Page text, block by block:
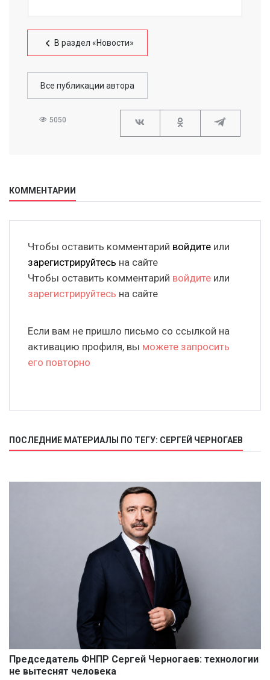
В раздел «Новости»
Все публикации автора
5050
КОММЕНТАРИИ
Чтобы оставить комментарий войдите или
зарегистрируйтесь на сайте
Чтобы оставить комментарий войдите или
зарегистрируйтесь на сайте
Если вам не пришло письмо со ссылкой на
активацию профиля, вы можете запросить
его повторно
ПОСЛЕДНИЕ МАТЕРИАЛЫ ПО ТЕГУ: СЕРГЕЙ ЧЕРНОГАЕВ
Председатель ФНПР Сергей Черногаев: технологии
не вытеснят человека